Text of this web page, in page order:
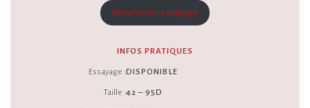
Réserve ton essayage
INFOS PRATIQUES
Essayage :
Taille :
DISPONIBLE
42 – 95D